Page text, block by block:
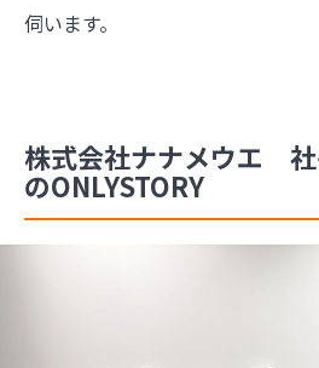
伺います。
株式会社ナナメウエ
のONLYSTORY